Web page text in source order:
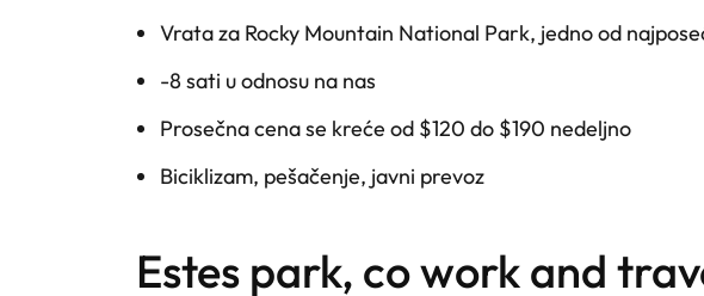
Vrata za Rocky Mountain National Park, jedno od
-8 sati u odnosu na nas
Prosečna cena se kreće od $120 do $190 nedeljno
Biciklizam, pešačenje, javni prevoz
estes park, co work and